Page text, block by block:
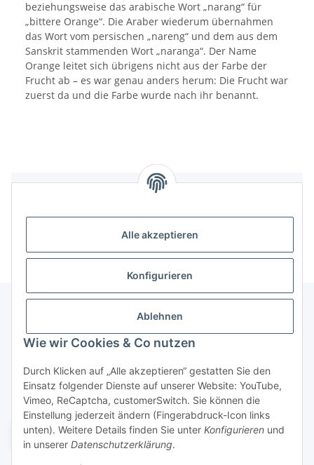
Alle akzeptieren
Konfigurieren
Ablehnen
Wie wir Cookies & Co nutzen
Durch Klicken auf „Alle akzeptieren“ gestatten Sie den
Einsatz folgender Dienste auf unserer Website: YouTube,
Vimeo, ReCaptcha, customerSwitch. Sie können die
Einstellung jederzeit ändern (Fingerabdruck-Icon links
unten). Weitere Details finden Sie unter Konfigurieren und
in unserer Datenschutzerklärung.
beziehungsweise das arabische Wort „narang“ für
„bittere Orange“. Die Araber wiederum übernahmen
das Wort vom persischen „nareng“ und dem aus dem
Sanskrit stammenden Wort „naranga“. Der Name
Orange leitet sich übrigens nicht aus der Farbe der
Frucht ab – es war genau anders herum: Die Frucht war
zuerst da und die Farbe wurde nach ihr benannt.
Informationen
Gesetzliche Informationen
Widerruf einreichen